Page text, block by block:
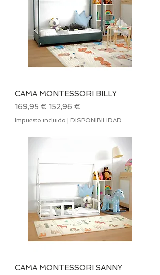
CAMA MONTESSORI BILLY
Precio
169,95 € Precio de oferta
152,96 €
Impuesto incluido DISPONIBILIDAD
CAMA MONTESSORI SANNY